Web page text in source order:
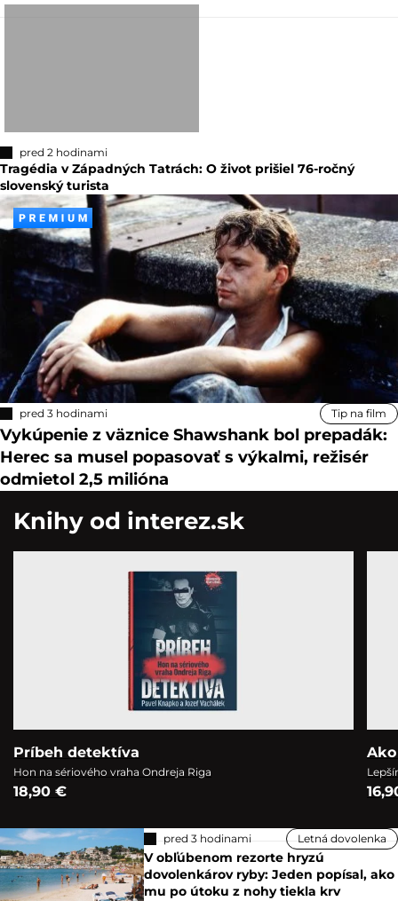
pred 2 hodinami
Tragédia v Západných Tatrách: O život prišiel 76-ročný
slovenský turista
pred 3 hodinami Tip na film
Vykúpenie z väznice Shawshank bol prepadák:
Herec sa musel popasovať s výkalmi, režisér
odmietol 2,5 milióna
Knihy od interez.sk
Príbeh detektíva
Hon na sériového vraha Ondreja Riga
18,90 €
pred 3 hodinami Letná dovolenka
V obľúbenom rezorte hryzú
dovolenkárov ryby: Jeden popísal, ako
mu po útoku z nohy tiekla krv